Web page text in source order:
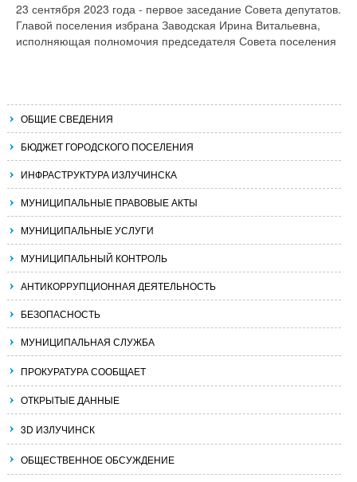
23 сентября 2023 года - первое заседание Совета депутатов.
Главой поселения избрана Заводская Ирина Витальевна,
исполняющая полномочия председателя Совета поселения
ОБЩИЕ СВЕДЕНИЯ
БЮДЖЕТ ГОРОДСКОГО ПОСЕЛЕНИЯ
ИНФРАСТРУКТУРА ИЗЛУЧИНСКА
МУНИЦИПАЛЬНЫЕ ПРАВОВЫЕ АКТЫ
МУНИЦИПАЛЬНЫЕ УСЛУГИ
МУНИЦИПАЛЬНЫЙ КОНТРОЛЬ
АНТИКОРРУПЦИОННАЯ ДЕЯТЕЛЬНОСТЬ
БЕЗОПАСНОСТЬ
МУНИЦИПАЛЬНАЯ СЛУЖБА
ПРОКУРАТУРА СООБЩАЕТ
ОТКРЫТЫЕ ДАННЫЕ
3D ИЗЛУЧИНСК
ОБЩЕСТВЕННОЕ ОБСУЖДЕНИЕ